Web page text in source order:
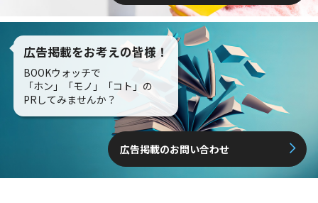
広告掲載をお考えの皆様！
BOOKウォッチで
「ホン」「モノ」「コト」の
PRしてみませんか？
広告掲載のお問い合わせ